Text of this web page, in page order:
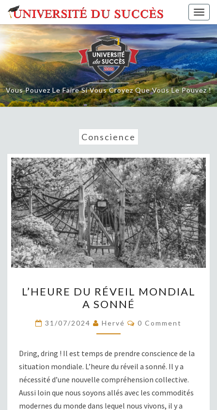
Skip
content
Vous Pouvez Le Faire Si Vous Croyez Que Vous Le Pouvez !
Conscience
DU
RÉVEIL
MONDIAL
A
L’HEURE DU RÉVEIL MONDIAL
A SONNÉ
31/07/2024 Hervé COMMENTS
0 Comment
Dring, dring ! Il est temps de prendre conscience de la
situation mondiale. L’heure du réveil a sonné. Il y a
nécessité d’une nouvelle compréhension collective.
Aussi loin que nous soyons allés avec les commodités
modernes du monde dans lequel nous vivons, il y a